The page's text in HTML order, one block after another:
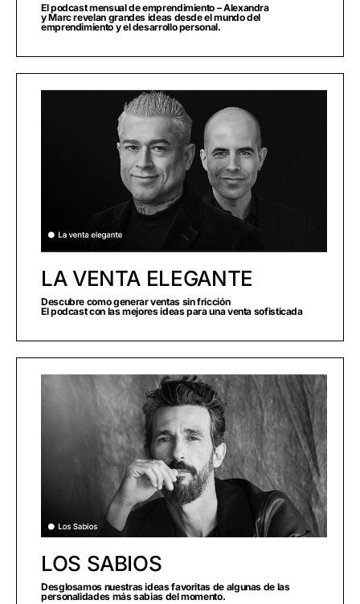
El podcast mensual de emprendimiento – Alexandra
y Marc revelan grandes ideas desde el mundo del
emprendimiento y el desarrollo personal.
LA VENTA ELEGANTE
Descubre como generar ventas sin fricción
El podcast con las mejores ideas para una venta sofisticada
LOS SABIOS
Desglosamos nuestras ideas favoritas de algunas de las
personalidades más sabias del momento.